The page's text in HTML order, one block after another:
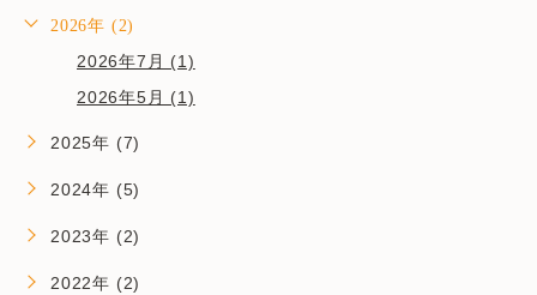
2026年 (2)
2026年7月 (1)
2026年5月 (1)
2025年 (7)
2024年 (5)
2023年 (2)
2022年 (2)